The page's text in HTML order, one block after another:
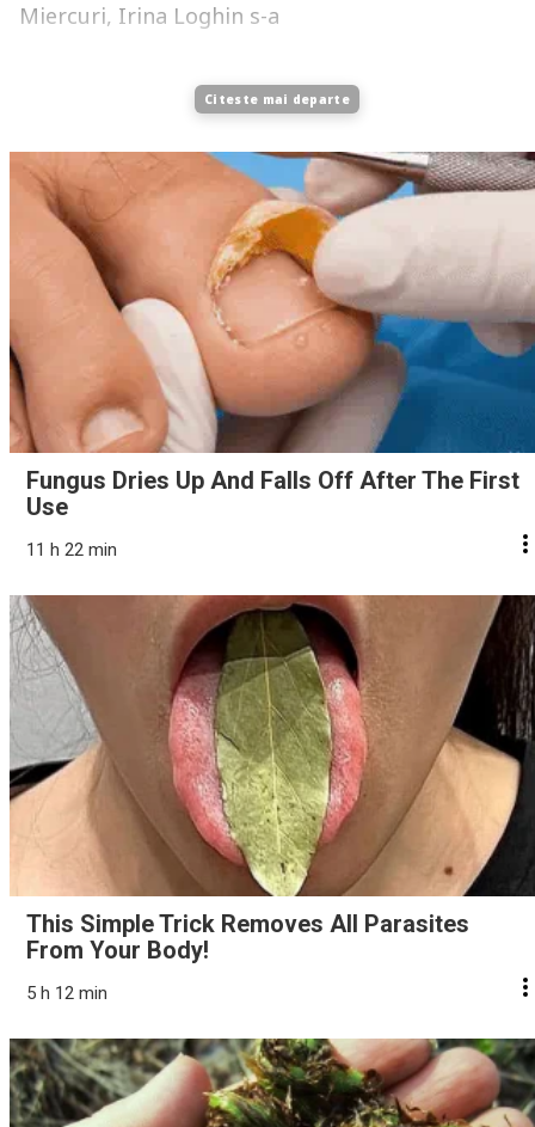
Miercuri, Irina Loghin s-a
Citeste mai departe
Fungus Dries Up And Falls Off After The First
Use
11 h 22 min
This Simple Trick Removes All Parasites
From Your Body!
5 h 12 min